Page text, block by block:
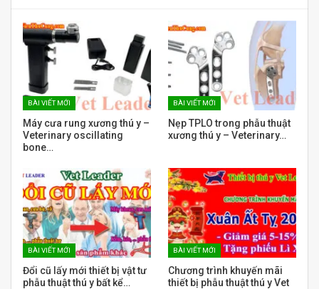
BÀI VIẾT MỚI
Máy cưa rung xương thú y –
Veterinary oscillating
bone…
BÀI VIẾT MỚI
Nẹp TPLO trong phẫu thuật
xương thú y – Veterinary…
BÀI VIẾT MỚI
Đổi cũ lấy mới thiết bị vật tư
phẫu thuật thú y bất kể…
BÀI VIẾT MỚI
Chương trình khuyến mãi
thiết bị phẫu thuật thú y Vet